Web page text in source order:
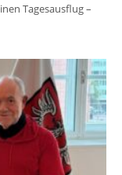
Tagesausflug –